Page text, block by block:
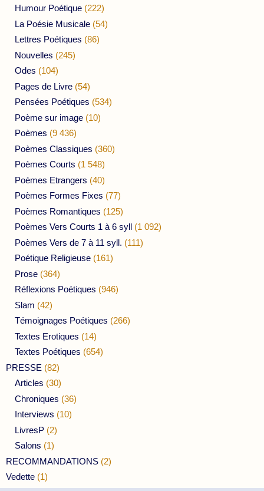
Humour Poétique (222)
La Poésie Musicale (54)
Lettres Poétiques (86)
Nouvelles (245)
Odes (104)
Pages de Livre (54)
Pensées Poétiques (534)
Poème sur image (10)
Poèmes (9 436)
Poèmes Classiques (360)
Poèmes Courts (1 548)
Poèmes Etrangers (40)
Poèmes Formes Fixes (77)
Poèmes Romantiques (125)
Poèmes Vers Courts 1 à 6 syll (1 092)
Poèmes Vers de 7 à 11 syll. (111)
Poétique Religieuse (161)
Prose (364)
Réflexions Poétiques (946)
Slam (42)
Témoignages Poétiques (266)
Textes Erotiques (14)
Textes Poétiques (654)
PRESSE (82)
Articles (30)
Chroniques (36)
Interviews (10)
LivresP (2)
Salons (1)
RECOMMANDATIONS (2)
Vedette (1)